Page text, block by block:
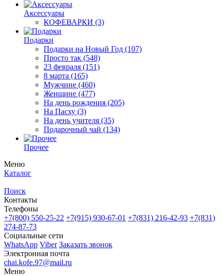
Аксессуары
КОФЕВАРКИ (3)
Подарки
Подарки на Новый Год (107)
Просто так (548)
23 февраля (151)
8 марта (165)
Мужчине (460)
Женщине (477)
На день рождения (205)
На Пасху (3)
На день учителя (35)
Подарочный чай (134)
Прочее
Меню
Каталог
Поиск
Контакты
Телефоны
+7(800) 550-25-22 +7(915) 930-67-01 +7(831) 216-42-93 +7(831)
274-87-73
Социальные сети
WhatsApp Viber Заказать звонок
Электронная почта
chai.kofe.97@mail.ru
Меню